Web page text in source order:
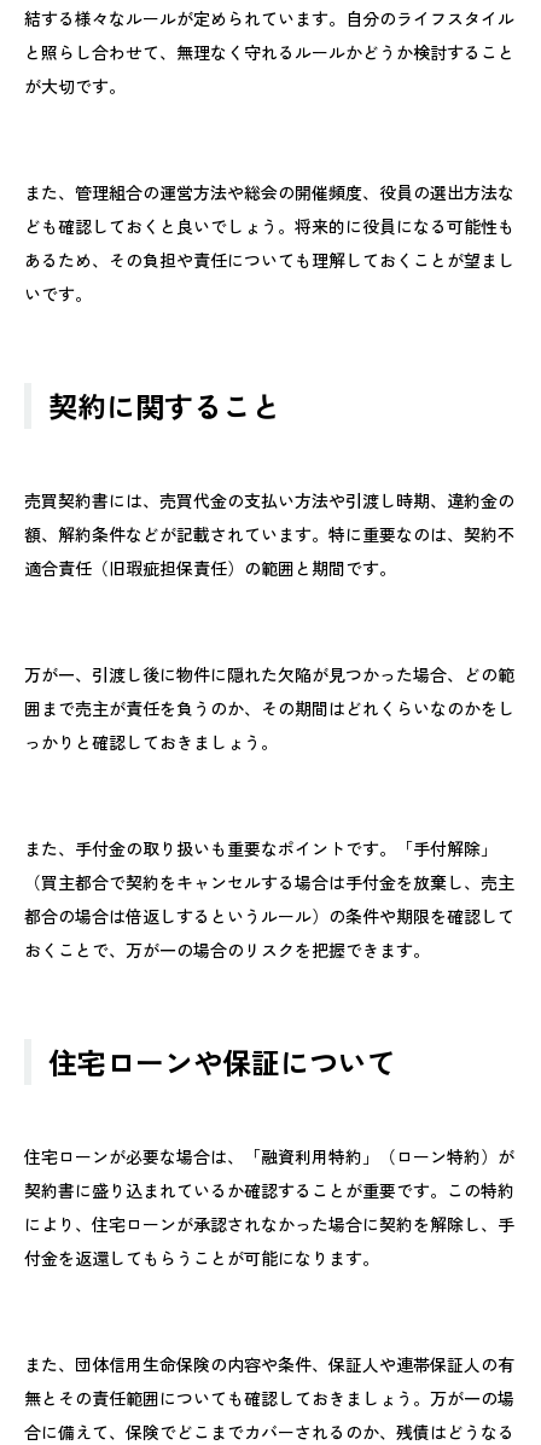
結する様々なルールが定められています。自分のライフスタイル
と照らし合わせて、無理なく守れるルールかどうか検討すること
が大切です。
また、管理組合の運営方法や総会の開催頻度、役員の選出方法な
ども確認しておくと良いでしょう。将来的に役員になる可能性も
あるため、その負担や責任についても理解しておくことが望まし
いです。
契約に関すること
売買契約書には、売買代金の支払い方法や引渡し時期、違約金の
額、解約条件などが記載されています。特に重要なのは、契約不
適合責任（旧瑕疵担保責任）の範囲と期間です。
万が一、引渡し後に物件に隠れた欠陥が見つかった場合、どの範
囲まで売主が責任を負うのか、その期間はどれくらいなのかをし
っかりと確認しておきましょう。
また、手付金の取り扱いも重要なポイントです。「手付解除」
（買主都合で契約をキャンセルする場合は手付金を放棄し、売主
都合の場合は倍返しするというルール）の条件や期限を確認して
おくことで、万が一の場合のリスクを把握できます。
住宅ローンや保証について
住宅ローンが必要な場合は、「融資利用特約」（ローン特約）が
契約書に盛り込まれているか確認することが重要です。この特約
により、住宅ローンが承認されなかった場合に契約を解除し、手
付金を返還してもらうことが可能になります。
また、団体信用生命保険の内容や条件、保証人や連帯保証人の有
無とその責任範囲についても確認しておきましょう。万が一の場
合に備えて、保険でどこまでカバーされるのか、残債はどうなる